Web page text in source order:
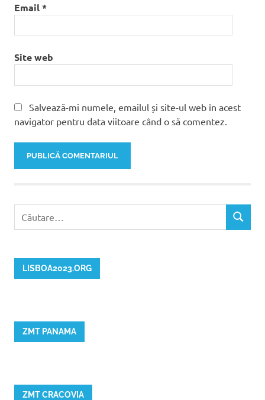
Email*
Site web
Salvează-mi numele, emailul și site-ul web în acest
navigator pentru data viitoare când o să comentez.
Caută
LISBOA2023.ORG
ZMT PANAMA
ZMT CRACOVIA